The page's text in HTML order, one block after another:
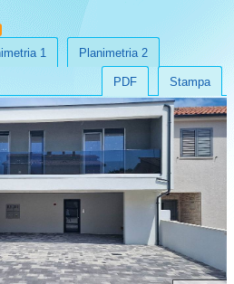
1 Planimetria 2
Stampa
PDF